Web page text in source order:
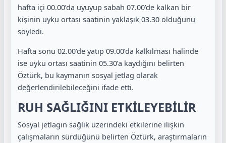
hafta içi 00.00’da uyuyup sabah 07.00’de kalkan bir
kişinin uyku ortası saatinin yaklaşık 03.30 olduğunu
söyledi.
Hafta sonu 02.00’de yatıp 09.00’da kalkılması halinde
ise uyku ortası saatinin 05.30’a kaydığını belirten
Öztürk, bu kaymanın sosyal jetlag olarak
değerlendirilebileceğini ifade etti.
RUH SAĞLIĞINI ETKİLEYEBİLİR
Sosyal jetlagın sağlık üzerindeki etkilerine ilişkin
çalışmaların sürdüğünü belirten Öztürk, araştırmaların